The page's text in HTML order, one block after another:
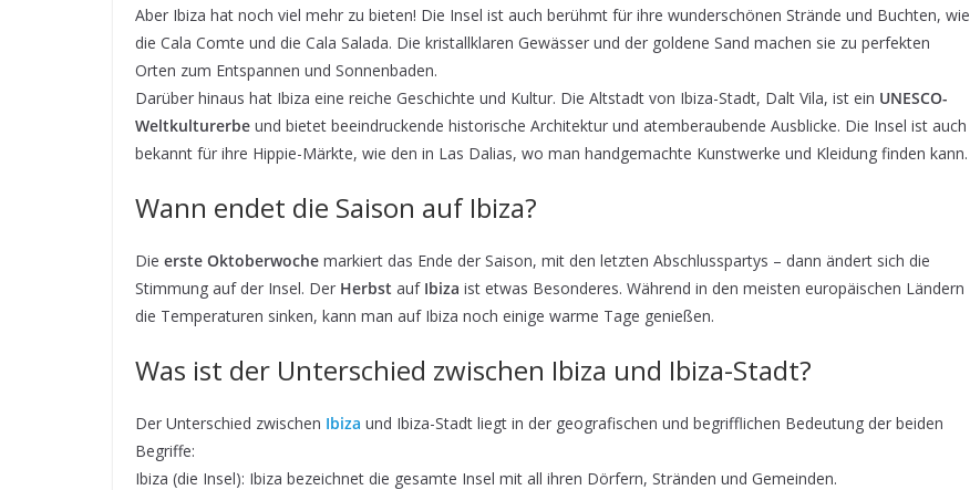
Aber Ibiza hat noch viel mehr zu bieten! Die Insel ist auch berühmt für ihre wunderschönen Strände und Buchten, wie
die Cala Comte und die Cala Salada. Die kristallklaren Gewässer und der goldene Sand machen sie zu perfekten
Orten zum Entspannen und Sonnenbaden.
Darüber hinaus hat Ibiza eine reiche Geschichte und Kultur. Die Altstadt von Ibiza-Stadt, Dalt Vila, ist ein UNESCO-
Weltkulturerbe und bietet beeindruckende historische Architektur und atemberaubende Ausblicke. Die Insel ist auch
bekannt für ihre Hippie-Märkte, wie den in Las Dalias, wo man handgemachte Kunstwerke und Kleidung finden kann.
Wann endet die Saison auf Ibiza?
Die erste Oktoberwoche markiert das Ende der Saison, mit den letzten Abschlusspartys – dann ändert sich die
Stimmung auf der Insel. Der Herbst auf Ibiza ist etwas Besonderes. Während in den meisten europäischen Ländern
die Temperaturen sinken, kann man auf Ibiza noch einige warme Tage genießen.
Was ist der Unterschied zwischen Ibiza und Ibiza-Stadt?
Der Unterschied zwischen Ibiza und Ibiza-Stadt liegt in der geografischen und begrifflichen Bedeutung der beiden
Begriffe:
Ibiza (die Insel): Ibiza bezeichnet die gesamte Insel mit all ihren Dörfern, Stränden und Gemeinden.